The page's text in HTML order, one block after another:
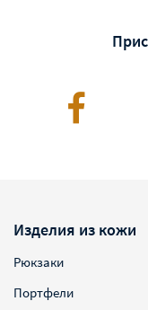
Изделия из кожи
Рюкзаки
Портфели